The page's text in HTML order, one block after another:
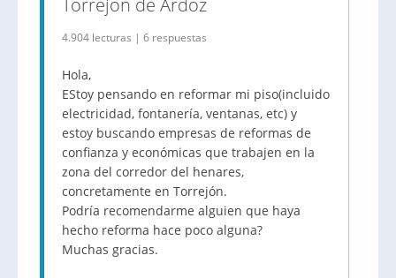
Torrejón de Ardoz
4.904 lecturas | 6 respuestas
Hola,
EStoy pensando en reformar mi piso(incluido
electricidad, fontanería, ventanas, etc) y
estoy buscando empresas de reformas de
confianza y económicas que trabajen en la
zona del corredor del henares,
concretamente en Torrejón.
Podría recomendarme alguien que haya
hecho reforma hace poco alguna?
Muchas gracias.